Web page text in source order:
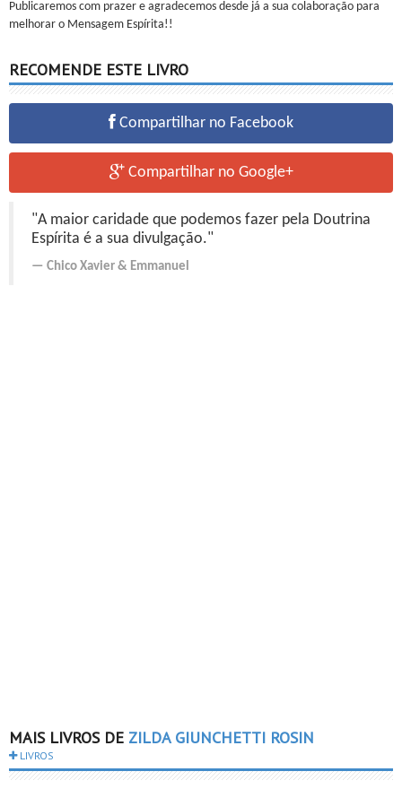
Publicaremos com prazer e agradecemos desde já a sua colaboração para
melhorar o Mensagem Espírita!!
RECOMENDE ESTE LIVRO
Compartilhar no Facebook
Compartilhar no Google+
"A maior caridade que podemos fazer pela Doutrina
Espírita é a sua divulgação."
Chico Xavier & Emmanuel
MAIS LIVROS DE ZILDA GIUNCHETTI ROSIN
LIVROS